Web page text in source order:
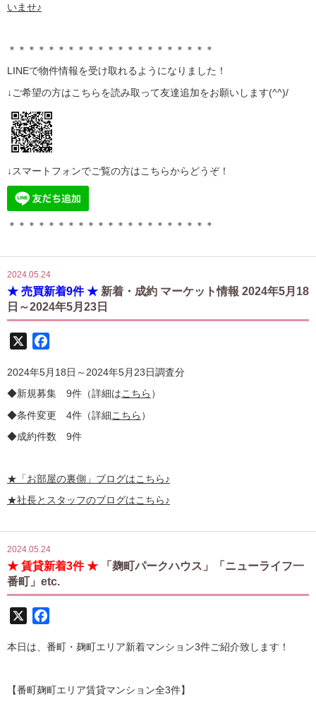
いませ♪
＊＊＊＊＊＊＊＊＊＊＊＊＊＊＊＊＊＊＊＊＊
LINEで物件情報を受け取れるようになりました！
↓ご希望の方はこちらを読み取って友達追加をお願いします(^^)/
↓スマートフォンでご覧の方はこちらからどうぞ！
＊＊＊＊＊＊＊＊＊＊＊＊＊＊＊＊＊＊＊＊＊
2024.05.24
★ 売買新着9件 ★ 新着・成約 マーケット情報 2024年5月18
日～2024年5月23日
2024年5月18日～2024年5月23日調査分
◆新規募集 9件（詳細はこちら ）
◆条件変更 4件（詳細こちら ）
◆成約件数 9件
★ 「お部屋の裏側」 ブログはこちら♪
★社長とスタッフのブログはこちら♪
2024.05.24
★ 賃貸新着3件 ★
「麹町パークハウス」「ニューライフ一
番町」etc.
本日は、番町・麹町エリア新着マンション3件ご紹介致します！
【番町麹町エリア賃貸マンション全3件】